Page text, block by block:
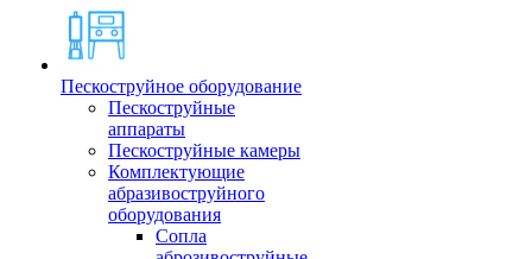
Пескоструйное оборудование
Пескоструйные
аппараты
Пескоструйные камеры
Комплектующие
абразивоструйного
оборудования
Сопла